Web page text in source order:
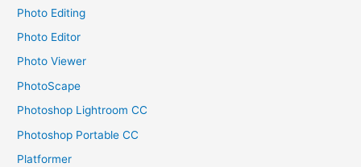
Photo Editing
Photo Editor
Photo Viewer
PhotoScape
Photoshop Lightroom CC
Photoshop Portable CC
Platformer